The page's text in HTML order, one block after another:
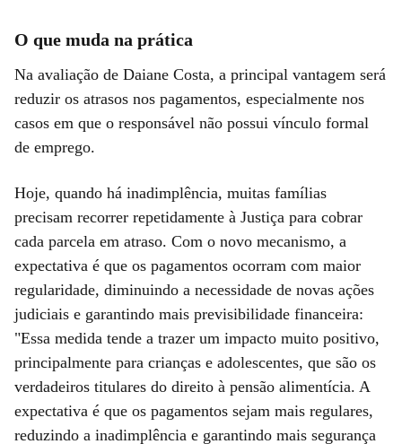
O que muda na prática
Na avaliação de Daiane Costa, a principal vantagem será
reduzir os atrasos nos pagamentos, especialmente nos
casos em que o responsável não possui vínculo formal
de emprego.
Hoje, quando há inadimplência, muitas famílias
precisam recorrer repetidamente à Justiça para cobrar
cada parcela em atraso. Com o novo mecanismo, a
expectativa é que os pagamentos ocorram com maior
regularidade, diminuindo a necessidade de novas ações
judiciais e garantindo mais previsibilidade financeira:
"Essa medida tende a trazer um impacto muito positivo,
principalmente para crianças e adolescentes, que são os
verdadeiros titulares do direito à pensão alimentícia. A
expectativa é que os pagamentos sejam mais regulares,
reduzindo a inadimplência e garantindo mais segurança